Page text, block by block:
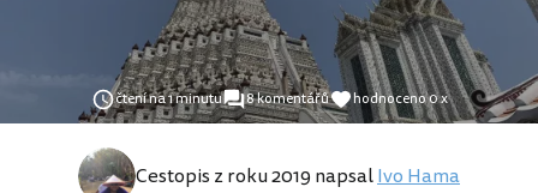
čtení na 1 minutu 8 komentářů hodnoceno 0 x
Cestopis z roku 2019 napsalIvo Hama